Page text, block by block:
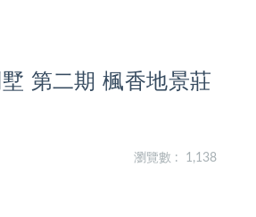
第二期 楓香地景莊
瀏覽數 : 1,138